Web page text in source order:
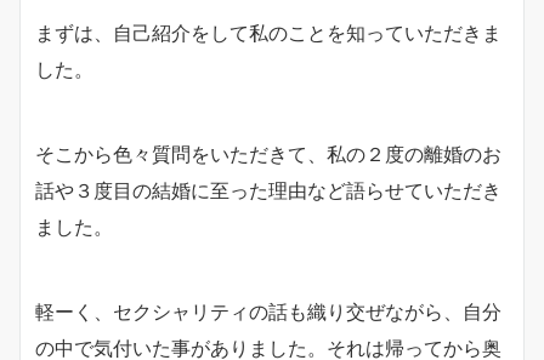
まずは、自己紹介をして私のことを知っていただきま
した。
そこから色々質問をいただきて、私の２度の離婚のお
話や３度目の結婚に至った理由など語らせていただき
ました。
軽ーく、セクシャリティの話も織り交ぜながら、自分
の中で気付いた事がありました。それは帰ってから奥